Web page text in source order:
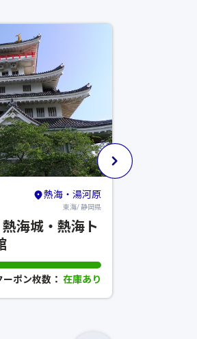
熱海・湯河原
東海/ 静岡県
熱海城・熱海ト
ーポン枚数： 在庫あり